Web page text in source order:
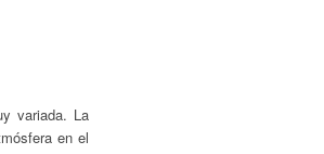
variada. La
en el